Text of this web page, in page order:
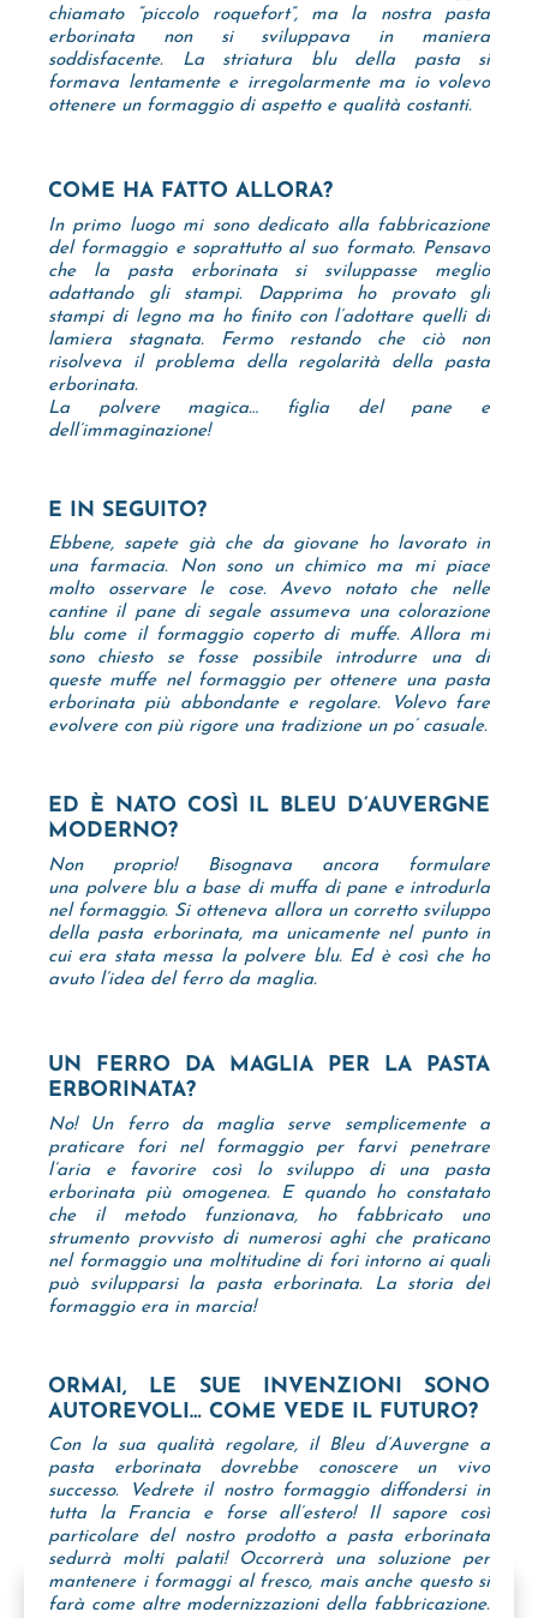
chiamato “piccolo roquefort”, ma la nostra pasta
erborinata non si sviluppava in maniera
soddisfacente. La striatura blu della pasta si
formava lentamente e irregolarmente ma io volevo
ottenere un formaggio di aspetto e qualità costanti.
COME HA FATTO ALLORA?
In primo luogo mi sono dedicato alla fabbricazione
del formaggio e soprattutto al suo formato. Pensavo
che la pasta erborinata si sviluppasse meglio
adattando gli stampi. Dapprima ho provato gli
stampi di legno ma ho finito con l’adottare quelli di
lamiera stagnata. Fermo restando che ciò non
risolveva il problema della regolarità della pasta
erborinata.
La polvere magica… figlia del pane e
dell’immaginazione!
E IN SEGUITO?
Ebbene, sapete già che da giovane ho lavorato in
una farmacia. Non sono un chimico ma mi piace
molto osservare le cose. Avevo notato che nelle
cantine il pane di segale assumeva una colorazione
blu come il formaggio coperto di muffe. Allora mi
sono chiesto se fosse possibile introdurre una di
queste muffe nel formaggio per ottenere una pasta
erborinata più abbondante e regolare. Volevo fare
evolvere con più rigore una tradizione un po’ casuale.
ED È NATO COSÌ IL BLEU D’AUVERGNE
MODERNO?
Non proprio! Bisognava ancora formulare
una polvere blu a base di muffa di pane e introdurla
nel formaggio. Si otteneva allora un corretto sviluppo
della pasta erborinata, ma unicamente nel punto in
cui era stata messa la polvere blu. Ed è così che ho
avuto l’idea del ferro da maglia.
UN FERRO DA MAGLIA PER LA PASTA
ERBORINATA?
No! Un ferro da maglia serve semplicemente a
praticare fori nel formaggio per farvi penetrare
l’aria e favorire così lo sviluppo di una pasta
erborinata più omogenea. E quando ho constatato
che il metodo funzionava, ho fabbricato uno
strumento provvisto di numerosi aghi che praticano
nel formaggio una moltitudine di fori intorno ai quali
può svilupparsi la pasta erborinata. La storia del
formaggio era in marcia!
ORMAI, LE SUE INVENZIONI SONO
AUTOREVOLI… COME VEDE IL FUTURO?
Con la sua qualità regolare, il Bleu d’Auvergne a
pasta erborinata dovrebbe conoscere un vivo
successo. Vedrete il nostro formaggio diffondersi in
tutta la Francia e forse all’estero! Il sapore così
particolare del nostro prodotto a pasta erborinata
sedurrà molti palati! Occorrerà una soluzione per
mantenere i formaggi al fresco, mais anche questo si
farà come altre modernizzazioni della fabbricazione.